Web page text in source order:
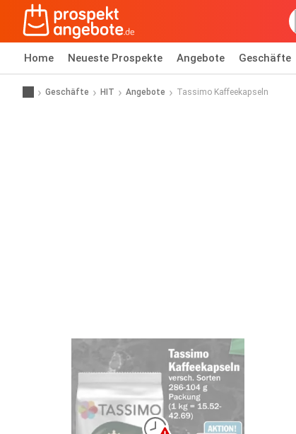
Home Neueste Prospekte Angebote Geschäfte
Geschäfte HIT Angebote Tassimo Kaffeekapseln